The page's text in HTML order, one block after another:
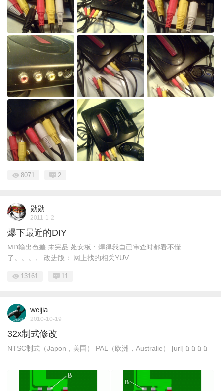
8071 2
勋勋
2011-1-2
爆下最近的DIY
MD输出色差 未完品 处女板：焊得我自已审查时都看不懂
了。。。。 改进版： 网上找的相关YUV ...
13161 11
weijia
2010-10-19
32x制式修改
NTSC制式（Japon，美国） PAL（欧洲，Australie） [url] ü ü ü ü